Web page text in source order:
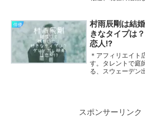
俳優
村雨辰剛は結
きなタイプは
恋人!?
＊アフィリエイト
す。タレントで庭
る、スウェーデン
スポンサーリンク